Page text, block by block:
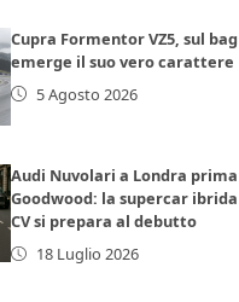
Cupra Formentor VZ5, sul
emerge il suo vero carattere
5 Agosto 2026
Audi Nuvolari a Londra
Goodwood: la supercar ibrida
CV si prepara al debutto
18 Luglio 2026